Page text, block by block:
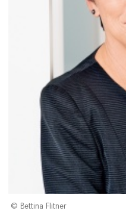
Bettina Flitner